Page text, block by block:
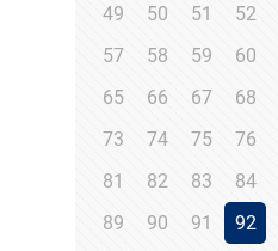
49
50 51 52
57
58 59 60
65
66 67 68
73
74 75 76
81
82 83 84
89
90 91 92